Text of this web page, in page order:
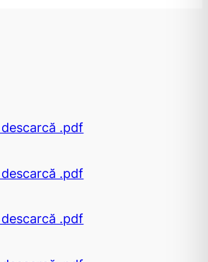
.pdf
.pdf
.pdf